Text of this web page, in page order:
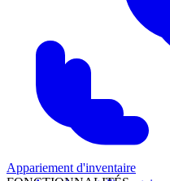
Appariement d'inventaire